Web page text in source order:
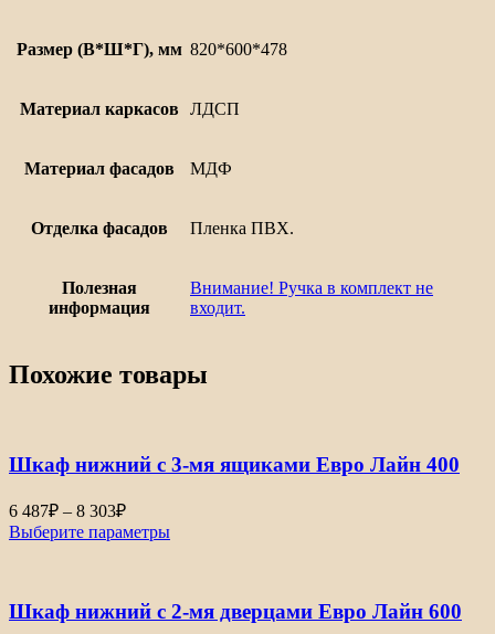
Размер (В*Ш*Г), мм 820*600*478
Материал каркасов ЛДСП
Материал фасадов МДФ
Отделка фасадов Пленка ПВХ.
Полезная
информация
Внимание! Ручка в комплект не
входит.
Похожие товары
Шкаф нижний с 3-мя ящиками Евро Лайн 400
6 487₽ – 8 303₽
Выберите параметры
Шкаф нижний с 2-мя дверцами Евро Лайн 600